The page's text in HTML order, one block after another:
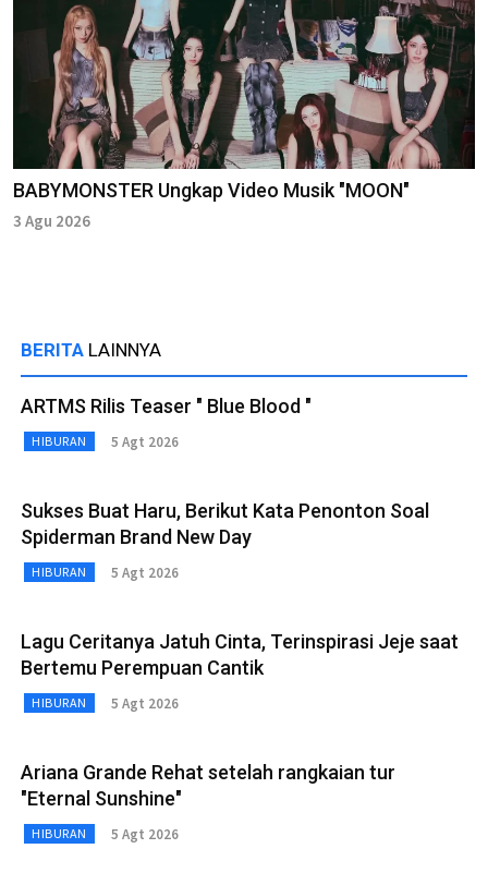
BABYMONSTER Ungkap Video Musik "MOON"
3 Agu 2026
BERITA LAINNYA
ARTMS Rilis Teaser " Blue Blood "
HIBURAN 5 Agt 2026
Sukses Buat Haru, Berikut Kata Penonton Soal
Spiderman Brand New Day
HIBURAN 5 Agt 2026
Lagu Ceritanya Jatuh Cinta, Terinspirasi Jeje saat
Bertemu Perempuan Cantik
HIBURAN 5 Agt 2026
Ariana Grande Rehat setelah rangkaian tur
"Eternal Sunshine"
HIBURAN 5 Agt 2026